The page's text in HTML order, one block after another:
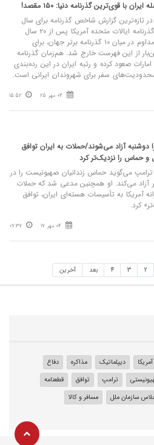
ایران با قوی‌ترین گذرنامه دنیا: ۱۵۰ مقصد!
تازه‌ترین گزارش شاخص گذرنامه برای سال
۲۰۲۵، گذرنامه ایالات متحده آمریکا پس از ۲۰ سال
حضور مداوم در میان ۱۰ گذرنامه برتر جهان، برای
از این فهرست خارج شد. هم‌زمان گذرنامه
صعود کرده و رتبه ایران در این رده‌بندی
04 مهر 25 15:52
دوشنبه آزاد می‌شوند/حملات به ایران توافق
و حماس را نزدیک‌تر کرد
می‌گوید حماس زندانیان صهیونیست را در
آزاد می‌کند. او همچنین مدعی شد که حملات
آمریکا به تأسیسات هسته‌ای ایران، توافق
کرد.
04 مهر 17 07:37
2
3
4 بعد آخرین
آمریکا دیپلماتیک مذاکره
دفاع
ترامپ توافق
قطعنامه‌
سازمان ملل
مسافر و کالا